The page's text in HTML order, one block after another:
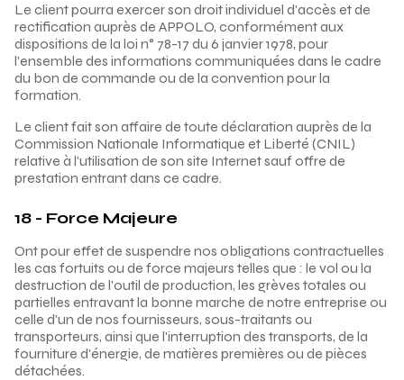
Le client pourra exercer son droit individuel d'accès et de
rectification auprès de APPOLO, conformément aux
dispositions de la loi n° 78-17 du 6 janvier 1978, pour
l'ensemble des informations communiquées dans le cadre
du bon de commande ou de la convention pour la
formation.
Le client fait son affaire de toute déclaration auprès de la
Commission Nationale Informatique et Liberté (CNIL)
relative à l'utilisation de son site Internet sauf offre de
prestation entrant dans ce cadre.
18 - Force Majeure
Ont pour effet de suspendre nos obligations contractuelles
les cas fortuits ou de force majeurs telles que : le vol ou la
destruction de l'outil de production, les grèves totales ou
partielles entravant la bonne marche de notre entreprise ou
celle d'un de nos fournisseurs, sous-traitants ou
transporteurs, ainsi que l'interruption des transports, de la
fourniture d'énergie, de matières premières ou de pièces
détachées.